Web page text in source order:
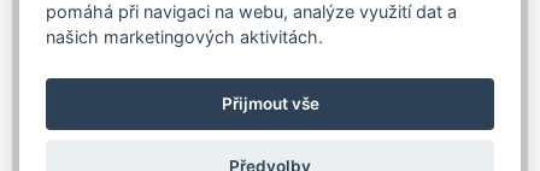
pomáhá při navigaci na webu, analýze využití dat a
našich marketingových aktivitách.
Přijmout vše
Předvolby